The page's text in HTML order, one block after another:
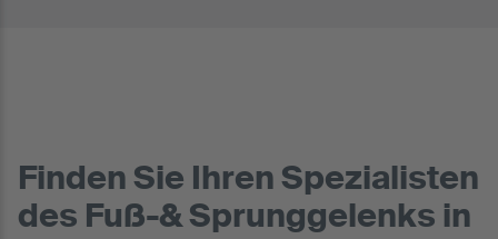
Finden Sie Ihren Spezialisten
des Fuß-& Sprunggelenks in